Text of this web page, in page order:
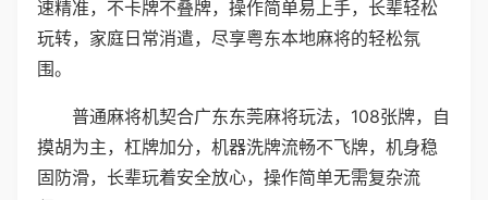
速精准，不卡牌不叠牌，操作简单易上手，长辈轻松
玩转，家庭日常消遣，尽享粤东本地麻将的轻松氛
围。
普通麻将机契合广东东莞麻将玩法，108张牌，自
摸胡为主，杠牌加分，机器洗牌流畅不飞牌，机身稳
固防滑，长辈玩着安全放心，操作简单无需复杂流